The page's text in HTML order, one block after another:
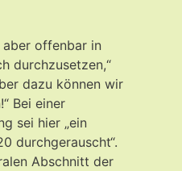
aber offenbar in
durchzusetzen,“
dazu können wir
Bei einer
sei hier „ein
durchgerauscht“.
Abschnitt der